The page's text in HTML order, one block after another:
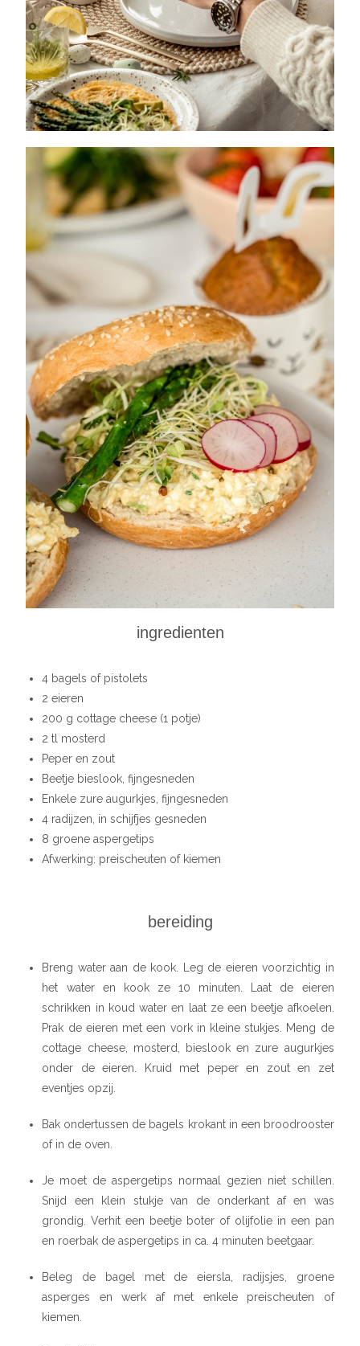
ingredienten
4 bagels of pistolets
2 eieren
200 g cottage cheese (1 potje)
2 tl mosterd
Peper en zout
Beetje bieslook, fijngesneden
Enkele zure augurkjes, fijngesneden
4 radijzen, in schijfjes gesneden
8 groene aspergetips
Afwerking: preischeuten of kiemen
bereiding
Breng water aan de kook. Leg de eieren voorzichtig in
het water en kook ze 10 minuten. Laat de eieren
schrikken in koud water en laat ze een beetje afkoelen.
Prak de eieren met een vork in kleine stukjes. Meng de
cottage cheese, mosterd, bieslook en zure augurkjes
onder de eieren. Kruid met peper en zout en zet
eventjes opzij.
Bak ondertussen de bagels krokant in een broodrooster
of in de oven.
Je moet de aspergetips normaal gezien niet schillen.
Snijd een klein stukje van de onderkant af en was
grondig. Verhit een beetje boter of olijfolie in een pan
en roerbak de aspergetips in ca. 4 minuten beetgaar.
Beleg de bagel met de eiersla, radijsjes, groene
asperges en werk af met enkele preischeuten of
kiemen.